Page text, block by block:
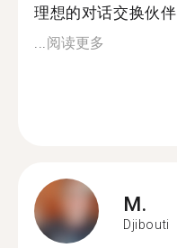
理想的对话交换伙伴
阅读更多
M.
Djibouti